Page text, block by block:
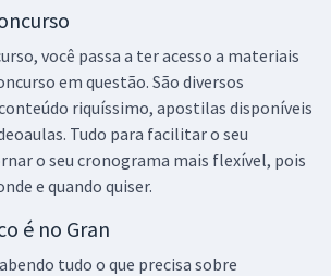
você passa a ter acesso a materiais
em questão. São diversos
riquíssimo, apostilas disponíveis
Tudo para facilitar o seu
o seu cronograma mais flexível, pois
e quando quiser.
é no Gran
tudo o que precisa sobre